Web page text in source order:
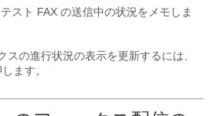
スト FAX の送信中の状況をメモしま
スの進行状況の表示を更新するには、
ます。